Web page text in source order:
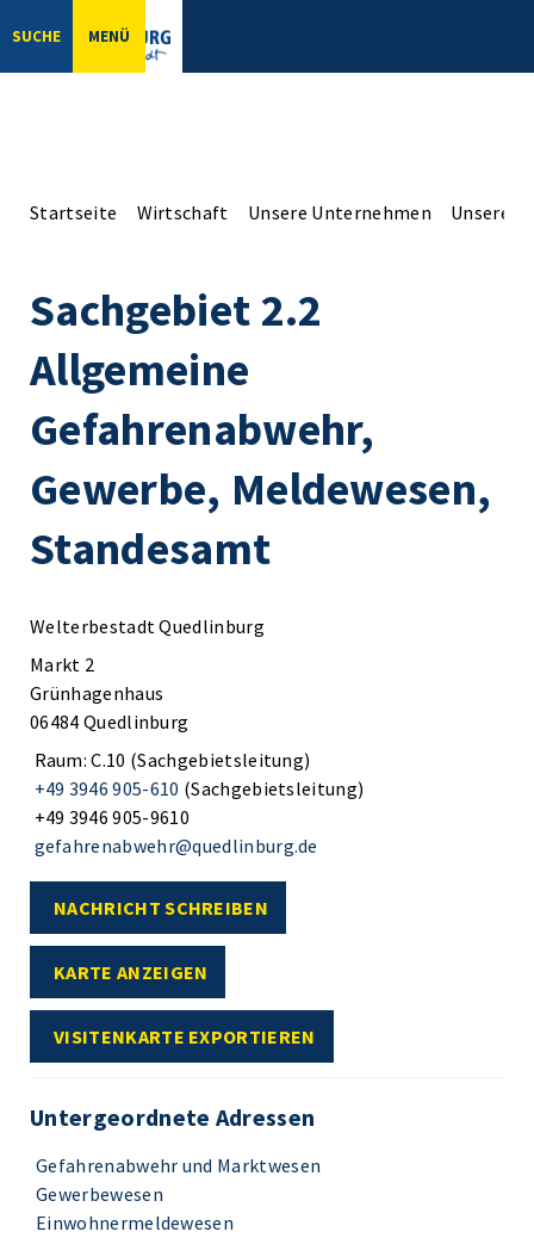
SUCHE MENÜ
Startseite Wirtschaft Unsere Unternehmen Unsere
Sachgebiet 2.2
Allgemeine
Gefahrenabwehr,
Gewerbe, Meldewesen,
Standesamt
Welterbestadt Quedlinburg
Markt 2
Grünhagenhaus
06484 Quedlinburg
Raum: C.10 (Sachgebietsleitung)
+49 3946 905-610 (Sachgebietsleitung)
+49 3946 905-9610
gefahrenabwehr@quedlinburg.de
NACHRICHT SCHREIBEN
KARTE ANZEIGEN
VISITENKARTE EXPORTIEREN
Untergeordnete Adressen
Gefahrenabwehr und Marktwesen
Gewerbewesen
Einwohnermeldewesen